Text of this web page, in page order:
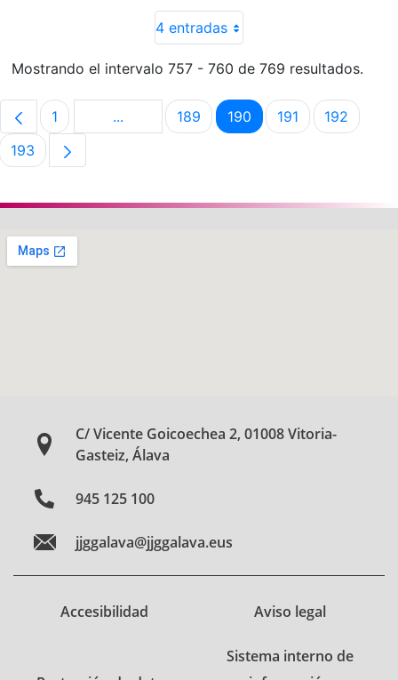
4 entradas
Mostrando el intervalo 757 - 760 de 769 resultados.
Página
1 ...Páginas intermedias Use TAB para
Página
189 Página
190 Página
191 Página
192
Página
193
C/ Vicente Goicoechea 2, 01008 Vitoria-
Gasteiz, Álava
945 125 100
jjggalava@jjggalava.eus
Accesibilidad Aviso legal
Sistema interno de